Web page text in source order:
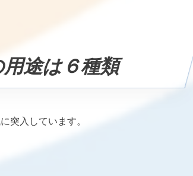
途は６種類
突入しています。